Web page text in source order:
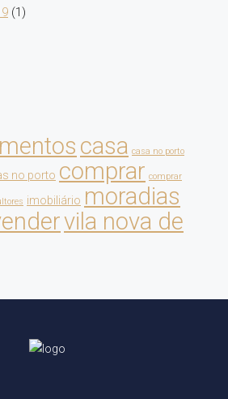
(1)
casa casa no porto
no porto comprar comprar
imobiliário moradias
vila nova de